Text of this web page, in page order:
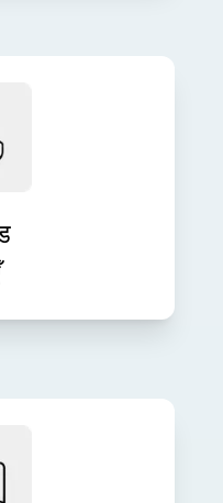
इन्फ्रास्ट्रक्चर
हैं।
के साथ अपने